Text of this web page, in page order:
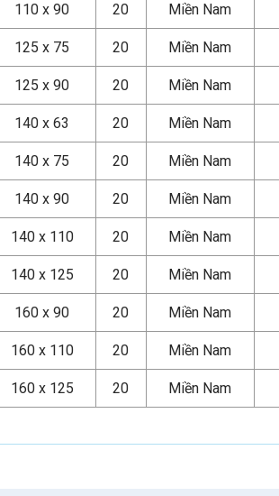
110 x 90 20 Miền Nam
125 x 75 20 Miền Nam
125 x 90 20 Miền Nam
140 x 63 20 Miền Nam
140 x 75 20 Miền Nam
140 x 90 20 Miền Nam
140 x 110 20 Miền Nam
140 x 125 20 Miền Nam
160 x 90 20 Miền Nam
160 x 110 20 Miền Nam
160 x 125 20 Miền Nam